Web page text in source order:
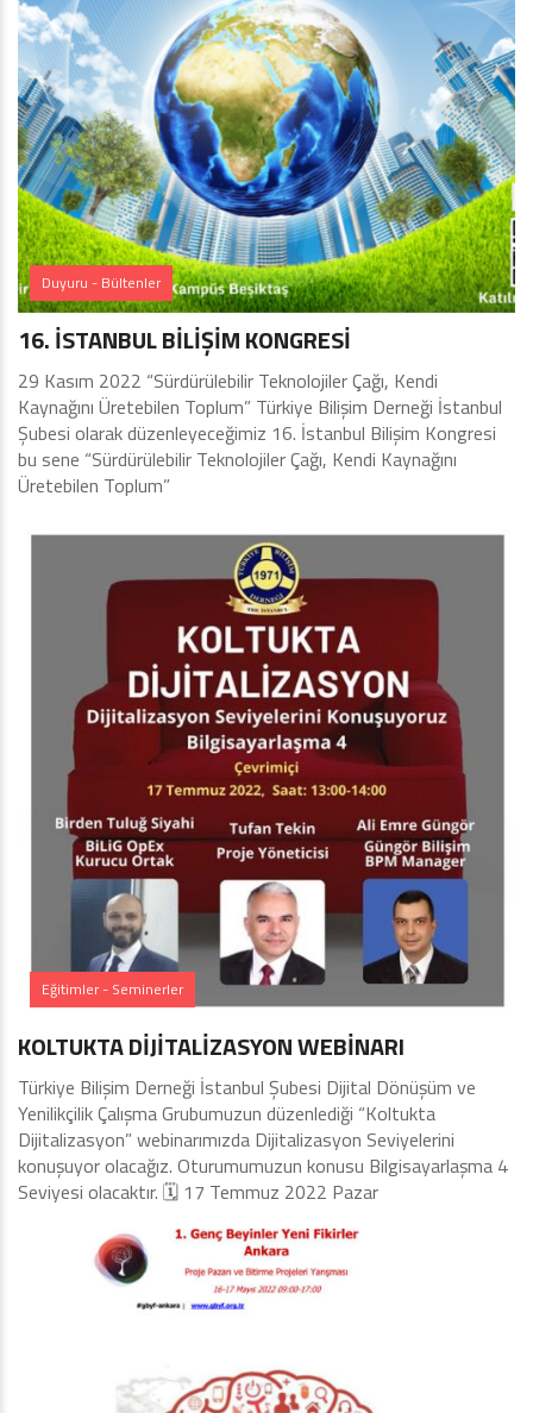
Duyuru - Bültenler
16. İSTANBUL BİLİŞİM KONGRESİ
29 Kasım 2022 “Sürdürülebilir Teknolojiler Çağı, Kendi
Kaynağını Üretebilen Toplum” Türkiye Bilişim Derneği İstanbul
Şubesi olarak düzenleyeceğimiz 16. İstanbul Bilişim Kongresi
bu sene “Sürdürülebilir Teknolojiler Çağı, Kendi Kaynağını
Üretebilen Toplum”
Eğitimler - Seminerler
KOLTUKTA DİJİTALİZASYON WEBİNARI
Türkiye Bilişim Derneği İstanbul Şubesi Dijital Dönüşüm ve
Yenilikçilik Çalışma Grubumuzun düzenlediği “Koltukta
Dijitalizasyon” webinarımızda Dijitalizasyon Seviyelerini
konuşuyor olacağız. Oturumumuzun konusu Bilgisayarlaşma 4
Seviyesi olacaktır. 🗓️ 17 Temmuz 2022 Pazar